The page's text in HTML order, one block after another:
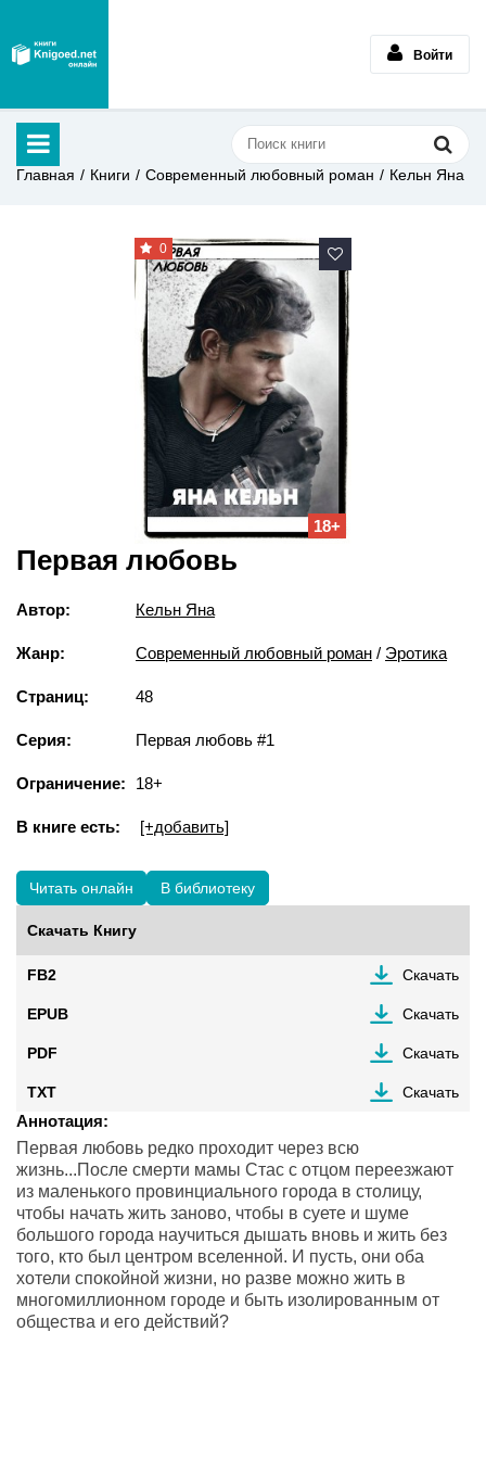
Войти
Главная Книги Современный любовный роман Кельн Яна
0
18+
Первая любовь
Автор: Кельн Яна
Жанр: Современный любовный роман / Эротика
Страниц: 48
Серия: Первая любовь #1
Ограничение: 18+
В книге есть: [+добавить]
Читать онлайн В библиотеку
Скачать Книгу
FB2 Скачать
EPUB Скачать
PDF Скачать
TXT Скачать
Аннотация:
Первая любовь редко проходит через всю
жизнь...После смерти мамы Стас с отцом переезжают
из маленького провинциального города в столицу,
чтобы начать жить заново, чтобы в суете и шуме
большого города научиться дышать вновь и жить без
того, кто был центром вселенной. И пусть, они оба
хотели спокойной жизни, но разве можно жить в
многомиллионном городе и быть изолированным от
общества и его действий?